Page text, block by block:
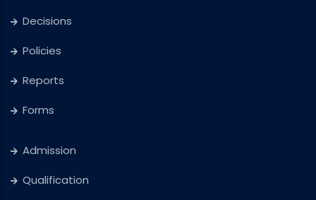
Decisions
Policies
Reports
Forms
Admission
Qualification